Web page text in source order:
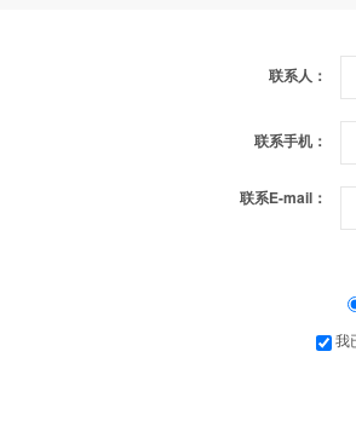
联系人：
联系手机：
联系E-mail：
我